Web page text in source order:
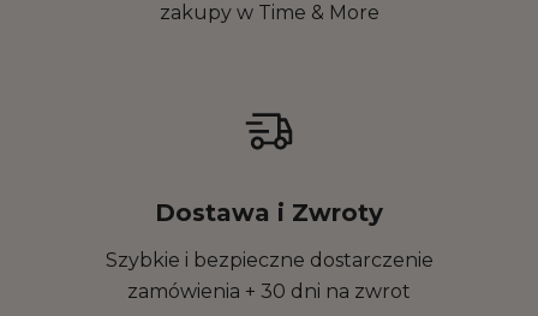
zakupy w Time & More
Dostawa i Zwroty
Szybkie i bezpieczne dostarczenie
zamówienia + 30 dni na zwrot